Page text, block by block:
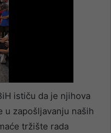
ističu da je njihova
u zapošljavanju naših
tržište rada